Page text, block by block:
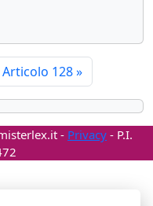
Articolo 128»
- Privacy - P.I.